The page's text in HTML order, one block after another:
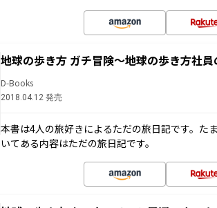
地球の歩き方 ガチ冒険～地球の歩き方社
D-Books
2018.04.12 発売
本書は4人の旅好きによるただの旅日記です。た
いてある内容はただの旅日記です。